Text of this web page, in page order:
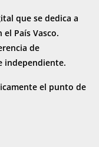
que se dedica a
País Vasco.
de
independiente.
el punto de